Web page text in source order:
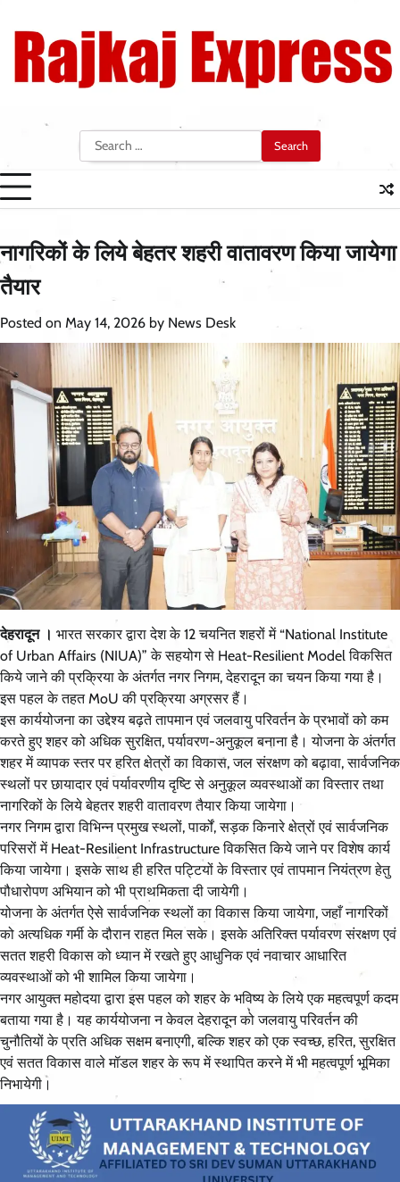
content
Search
for:
नागरिकों के लिये बेहतर शहरी वातावरण किया जायेगा
तैयार
Posted on May 14, 2026 by News Desk
देहरादून । भारत सरकार द्वारा देश के 12 चयनित शहरों में “National Institute
of Urban Affairs (NIUA)” के सहयोग से Heat-Resilient Model विकसित
किये जाने की प्रक्रिया के अंतर्गत नगर निगम, देहरादून का चयन किया गया है।
इस पहल के तहत MoU की प्रक्रिया अग्रसर हैं।
इस कार्ययोजना का उद्देश्य बढ़ते तापमान एवं जलवायु परिवर्तन के प्रभावों को कम
करते हुए शहर को अधिक सुरक्षित, पर्यावरण-अनुकूल बनाना है। योजना के अंतर्गत
शहर में व्यापक स्तर पर हरित क्षेत्रों का विकास, जल संरक्षण को बढ़ावा, सार्वजनिक
स्थलों पर छायादार एवं पर्यावरणीय दृष्टि से अनुकूल व्यवस्थाओं का विस्तार तथा
नागरिकों के लिये बेहतर शहरी वातावरण तैयार किया जायेगा।
नगर निगम द्वारा विभिन्न प्रमुख स्थलों, पार्कों, सड़क किनारे क्षेत्रों एवं सार्वजनिक
परिसरों में Heat-Resilient Infrastructure विकसित किये जाने पर विशेष कार्य
किया जायेगा। इसके साथ ही हरित पट्टियों के विस्तार एवं तापमान नियंत्रण हेतु
पौधारोपण अभियान को भी प्राथमिकता दी जायेगी।
योजना के अंतर्गत ऐसे सार्वजनिक स्थलों का विकास किया जायेगा, जहाँ नागरिकों
को अत्यधिक गर्मी के दौरान राहत मिल सके। इसके अतिरिक्त पर्यावरण संरक्षण एवं
सतत शहरी विकास को ध्यान में रखते हुए आधुनिक एवं नवाचार आधारित
व्यवस्थाओं को भी शामिल किया जायेगा।
नगर आयुक्त महोदया द्वारा इस पहल को शहर के भविष्य के लिये एक महत्वपूर्ण कदम
बताया गया है। यह कार्ययोजना न केवल देहरादून को जलवायु परिवर्तन की
चुनौतियों के प्रति अधिक सक्षम बनाएगी, बल्कि शहर को एक स्वच्छ, हरित, सुरक्षित
एवं सतत विकास वाले मॉडल शहर के रूप में स्थापित करने में भी महत्वपूर्ण भूमिका
निभायेगी।